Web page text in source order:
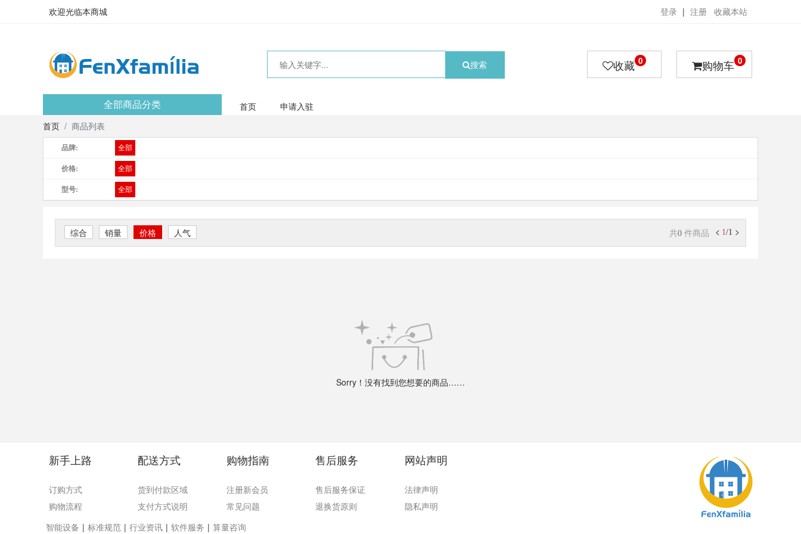
欢迎光临本商城 登录 | 注册 收藏本站
搜索 收藏 0 购物车 0
全部商品分类 首页
申请入驻
首页
商品列表
品牌: 全部
价格: 全部
型号: 全部
综合 销量 价格 人气 < 1/1 >
共0 件商品
Sorry！没有找到您想要的商品……
新手上路
订购方式
购物流程
配送方式
货到付款区域
支付方式说明
购物指南
注册新会员
常见问题
售后服务
售后服务保证
退换货原则
网站声明
法律声明
隐私声明
智能设备 | 标准规范 | 行业资讯 | 软件服务 | 算量咨询